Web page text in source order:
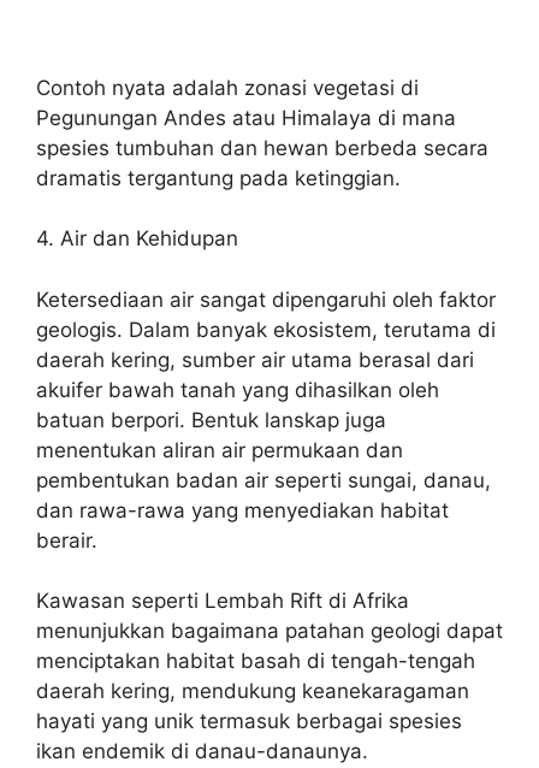
Contoh nyata adalah zonasi vegetasi di
Pegunungan Andes atau Himalaya di mana
spesies tumbuhan dan hewan berbeda secara
dramatis tergantung pada ketinggian.
4. Air dan Kehidupan
Ketersediaan air sangat dipengaruhi oleh faktor
geologis. Dalam banyak ekosistem, terutama di
daerah kering, sumber air utama berasal dari
akuifer bawah tanah yang dihasilkan oleh
batuan berpori. Bentuk lanskap juga
menentukan aliran air permukaan dan
pembentukan badan air seperti sungai, danau,
dan rawa-rawa yang menyediakan habitat
berair.
Kawasan seperti Lembah Rift di Afrika
menunjukkan bagaimana patahan geologi dapat
menciptakan habitat basah di tengah-tengah
daerah kering, mendukung keanekaragaman
hayati yang unik termasuk berbagai spesies
ikan endemik di danau-danaunya.